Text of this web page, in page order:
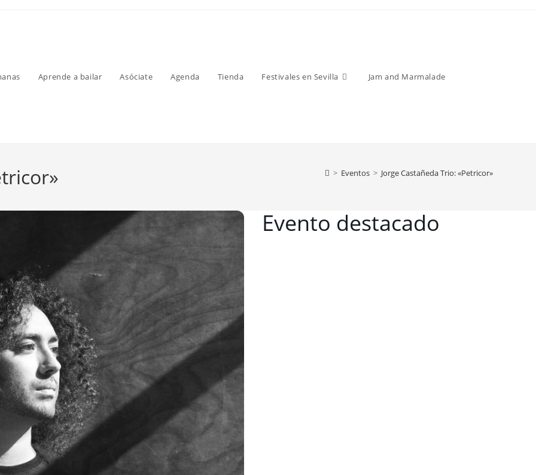
Aprende a bailar Asóciate Agenda Tienda Festivales en Sevilla Jam and Marmalade
> Eventos > Jorge Castañeda Trio: «Petricor»
Evento destacado